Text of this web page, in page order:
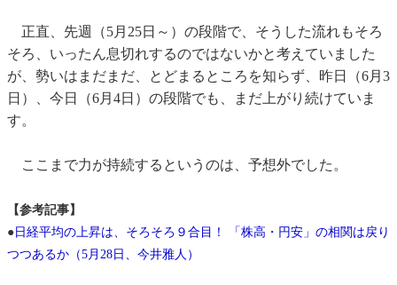
正直、先週（5月25日～）の段階で、そうした流れもそろ
そろ、いったん息切れするのではないかと考えていました
が、勢いはまだまだ、とどまるところを知らず、昨日（6月3
日）、今日（6月4日）の段階でも、まだ上がり続けていま
す。
ここまで力が持続するというのは、予想外でした。
【参考記事】
● 日経平均の上昇は、そろそろ９合目！ 「株高・円安」の相関は戻り
つつあるか（5月28日、今井雅人）